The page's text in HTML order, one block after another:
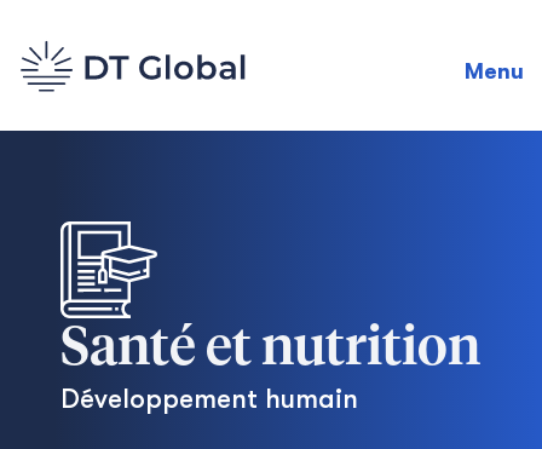
Menu
Santé et nutrition
Développement humain